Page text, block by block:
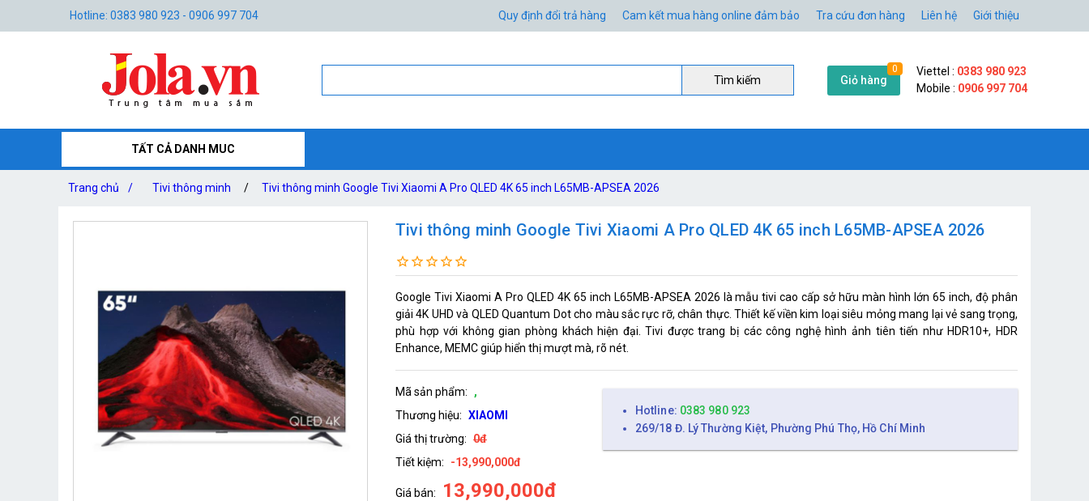
Hotline: 0383 980 923 - 0906 997 704 Quy định đổi trả hàng Cam kết mua hàng online đảm bảo Tra cứu đơn hàng Liên hệ Giới thiệu
Tìm kiếm Giỏ hàng
0 Viettel : 0383 980 923
Mobile : 0906 997 704
TẤT CẢ DANH MUC
Trang chủ / Tivi thông minh / Tivi thông minh Google Tivi Xiaomi A Pro QLED 4K 65 inch L65MB-APSEA 2026
Tivi thông minh Google Tivi Xiaomi A Pro QLED 4K 65 inch L65MB-APSEA 2026
Google Tivi Xiaomi A Pro QLED 4K 65 inch L65MB-APSEA 2026 là mẫu tivi cao cấp sở hữu màn hình lớn 65 inch, độ phân
giải 4K UHD và QLED Quantum Dot cho màu sắc rực rỡ, chân thực. Thiết kế viền kim loại siêu mỏng mang lại vẻ sang trọng,
phù hợp với không gian phòng khách hiện đại. Tivi được trang bị các công nghệ hình ảnh tiên tiến như HDR10+, HDR
Enhance, MEMC giúp hiển thị mượt mà, rõ nét.
Mã sản phẩm:
,
Thương hiệu: XIAOMI
Giá thị trường: 0đ
Tiết kiệm:
-13,990,000đ
Giá bán: 13,990,000đ
Hotline: 0383 980 923
269/18 Đ. Lý Thường Kiệt, Phường Phú Thọ, Hồ Chí Minh